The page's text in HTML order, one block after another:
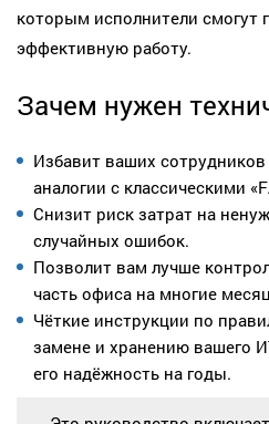
которым исполнители смогут
эффективную работу.
Зачем нужен
Избавит ваших
аналогии c классическими
Снизит риск затрат на
случайных ошибок.
Позволит вам лучше
часть офиса на многие
Чёткие инструкции по
замене и хранению вашего
его надёжность на годы.